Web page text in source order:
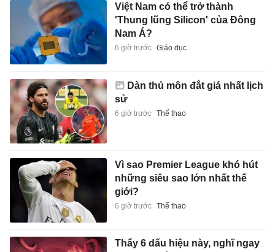
Việt Nam có thể trở thành
'Thung lũng Silicon' của Đông
Nam Á?
6 giờ trước Giáo dục
Dàn thủ môn đắt giá nhất lịch
sử
6 giờ trước Thể thao
Vì sao Premier League khó hút
những siêu sao lớn nhất thế
giới?
6 giờ trước Thể thao
Thấy 6 dấu hiệu này, nghĩ ngay